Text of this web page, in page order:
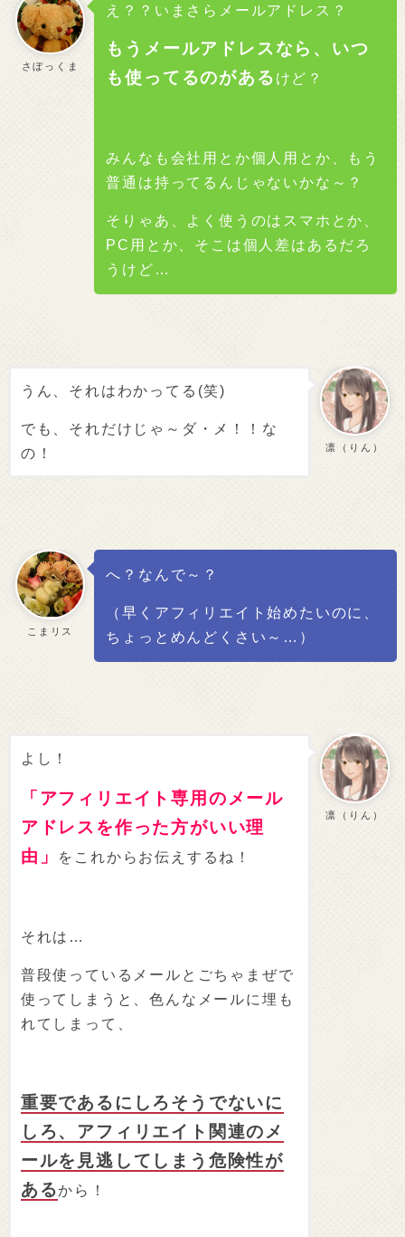
さぼっくま
え？？いまさらメールアドレス？
もうメールアドレスなら、いつ
も使ってるのがある けど？
みんなも会社用とか個人用とか、もう
普通は持ってるんじゃないかな～？
そりゃあ、よく使うのはスマホとか、
PC用とか、そこは個人差はあるだろ
うけど…
凛（りん）
うん、それはわかってる(笑)
でも、それだけじゃ～ダ・メ！！な
の！
こまリス
へ？なんで～？
（早くアフィリエイト始めたいのに、
ちょっとめんどくさい～…）
凛（りん）
よし！
「アフィリエイト専用のメール
アドレスを作った方がいい理
由」
をこれからお伝えするね！
それは…
普段使っているメールとごちゃまぜで
使ってしまうと、色んなメールに埋も
れてしまって、
重要であるにしろそうでないに
しろ、アフィリエイト関連のメ
ールを見逃してしまう危険性が
あるから！